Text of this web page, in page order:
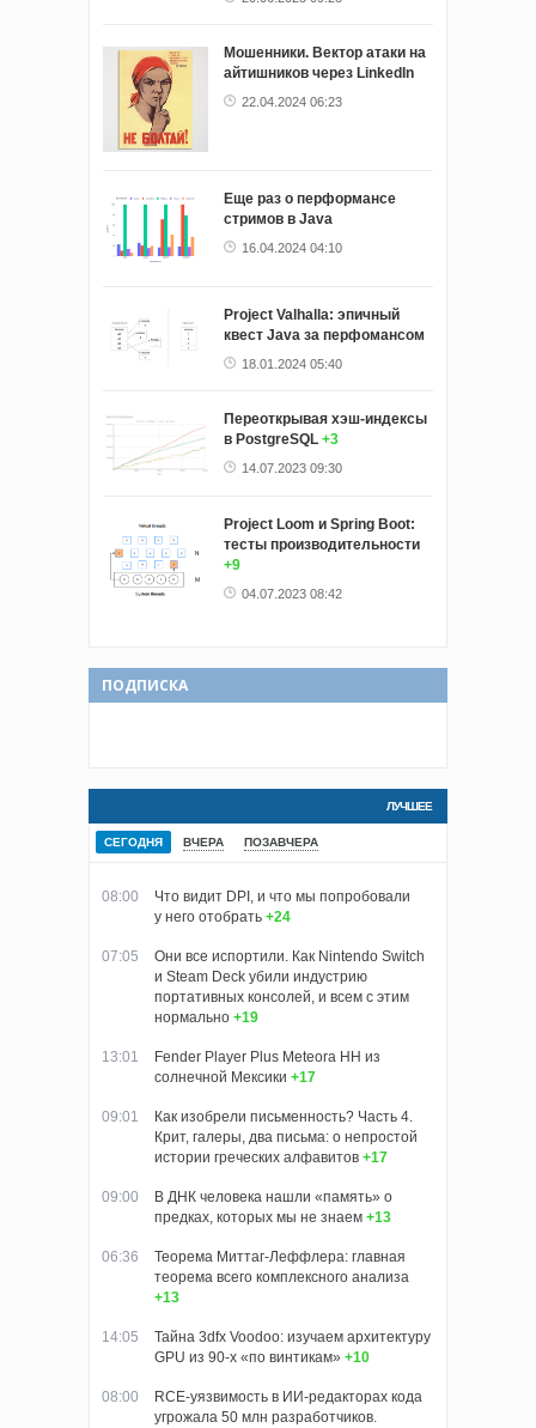
Мошенники. Вектор атаки на
айтишников через LinkedIn
22.04.2024 06:23
Еще раз о перформансе
стримов в Java
16.04.2024 04:10
Project Valhalla: эпичный
квест Java за перфомансом
18.01.2024 05:40
Переоткрывая хэш-индексы
в PostgreSQL +3
14.07.2023 09:30
Project Loom и Spring Boot:
тесты производительности
+9
04.07.2023 08:42
ПОДПИСКА
ЛУЧШЕЕ
СЕГОДНЯ ВЧЕРА ПОЗАВЧЕРА
08:00
Что видит DPI, и что мы попробовали
у него отобрать +24
07:05
Они все испортили. Как Nintendo Switch
и Steam Deck убили индустрию
портативных консолей, и всем с этим
нормально +19
13:01
Fender Player Plus Meteora HH из
солнечной Мексики +17
09:01
Как изобрели письменность? Часть 4.
Крит, галеры, два письма: о непростой
истории греческих алфавитов +17
09:00
В ДНК человека нашли «память» о
предках, которых мы не знаем +13
06:36
Теорема Миттаг-Леффлера: главная
теорема всего комплексного анализа
+13
14:05
Тайна 3dfx Voodoo: изучаем архитектуру
GPU из 90-х «по винтикам» +10
08:00
RCE-уязвимость в ИИ-редакторах кода
угрожала 50 млн разработчиков.